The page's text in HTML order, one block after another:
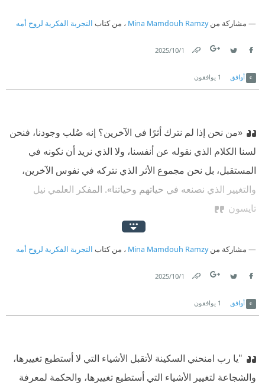
مشاركة منMina Mamdouh Ramzy ، من كتاب التجربة الفكرية لروح أمه
1‏/10‏/2025
أوافق 1 يوافقون
«من نحن إذا لم نترك أثرًا في الآخرين؟ إنه صُلب وجودنا، فنحن
لسنا الكلام الذي نقوله عن أنفسنا، ولا الذي نريد أن نكونه في
المستقبل، بل نحن مجموع الأثر الذي نتركه في نفوس الآخرين،
والتغيير الذي نصنعه في حياتهم وحياتنا». ‫ المفكر العلمي نيل
تايسون
مشاركة منMina Mamdouh Ramzy ، من كتاب التجربة الفكرية لروح أمه
1‏/10‏/2025
أوافق 1 يوافقون
"يا رب امنحني السكينة لأتقبل الأشياء التي لا أستطيع تغييرها،
والشجاعة لتغيير الأشياء التي أستطيع تغييرها، والحكمة لمعرفة